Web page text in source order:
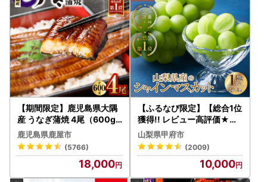
【期間限定】鹿児島県大隅
産 うなぎ蒲焼 4尾（600g
） KN007-004-04-cp18
うなぎ 鰻 魚 惣菜 総菜
鹿児島県鹿屋市
(5766)
18,000
【ふるなび限定】【総合1位
獲得!! レビュー高評価★】
〈2026年度配送分〉山梨
県産 シャインマスカット 2
～3房（1.0kg以上）シャイ
ン フルーツ FN-Limited-S
P
山梨県甲府市
(2009)
10,000